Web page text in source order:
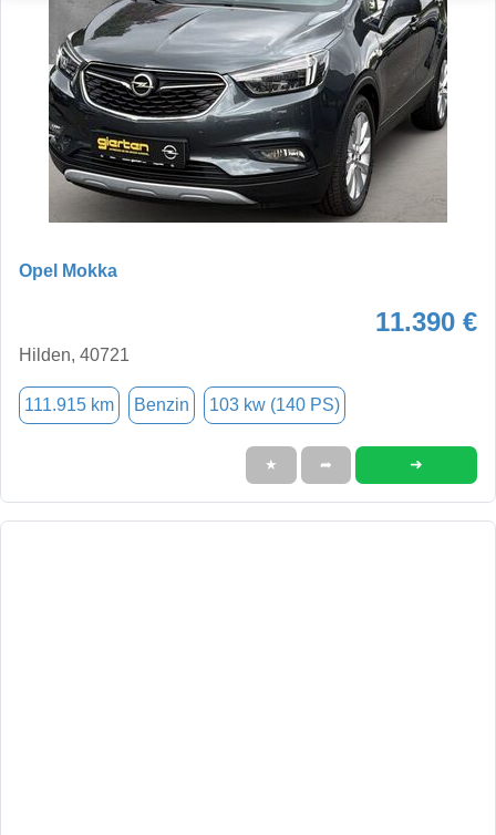
Opel Mokka
11.390 €
Hilden, 40721
111.915 km Benzin 103 kw (140 PS)
★ ➦ ➜